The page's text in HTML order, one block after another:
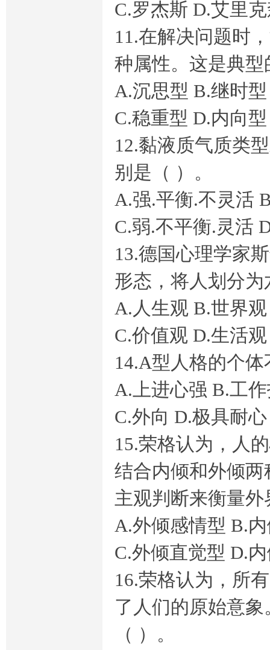
C.罗杰斯 D.艾里
11.在解决问题时
种属性。这是典
A.沉思型 B.继时型
C.稳重型 D.内向型
12.黏液质气质类
别是（ ）。
A.强.平衡.不灵活
C.弱.不平衡.灵活
13.德国心理学家
形态，将人划分
A.人生观 B.世界观
C.价值观 D.生活观
14.A型人格的个
A.上进心强 B.工
C.外向 D.极具耐心
15.荣格认为，人
结合内倾和外倾
主观判断来衡量
A.外倾感情型 B.
C.外倾直觉型 D.
16.荣格认为，所
了人们的原始意
（ ）。